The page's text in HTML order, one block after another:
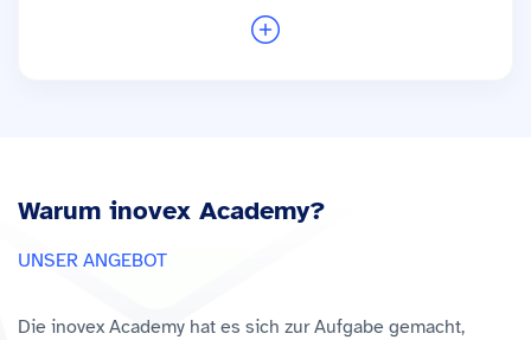
bei inovex tätig. In dieser Zeit hat er
von Cloud-Backends für IoT-Anwendungen in
Warum inovex Academy?
UNSER ANGEBOT
Die inovex Academy hat es sich zur Aufgabe gemacht,